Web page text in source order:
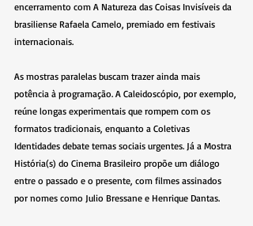
encerramento com A Natureza das Coisas Invisíveis da
brasiliense Rafaela Camelo, premiado em festivais
internacionais.
As mostras paralelas buscam trazer ainda mais
potência à programação. A Caleidoscópio, por exemplo,
reúne longas experimentais que rompem com os
formatos tradicionais, enquanto a Coletivas
Identidades debate temas sociais urgentes. Já a Mostra
História(s) do Cinema Brasileiro propõe um diálogo
entre o passado e o presente, com filmes assinados
por nomes como Julio Bressane e Henrique Dantas.